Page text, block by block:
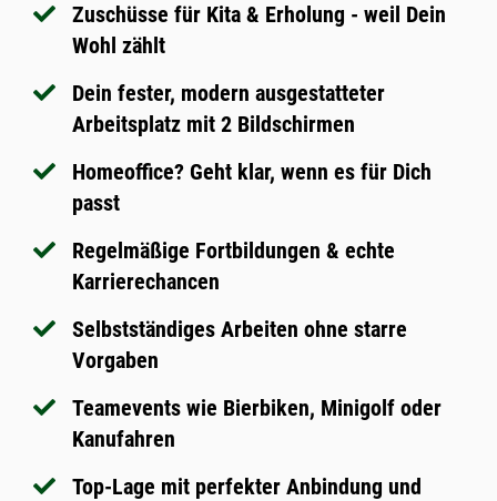
Zuschüsse für Kita & Erholung - weil Dein
Wohl zählt
Dein fester, modern ausgestatteter
Arbeitsplatz mit 2 Bildschirmen
Homeoffice? Geht klar, wenn es für Dich
passt
Regelmäßige Fortbildungen & echte
Karrierechancen
Selbstständiges Arbeiten ohne starre
Vorgaben
Teamevents wie Bierbiken, Minigolf oder
Kanufahren
Top-Lage mit perfekter Anbindung und